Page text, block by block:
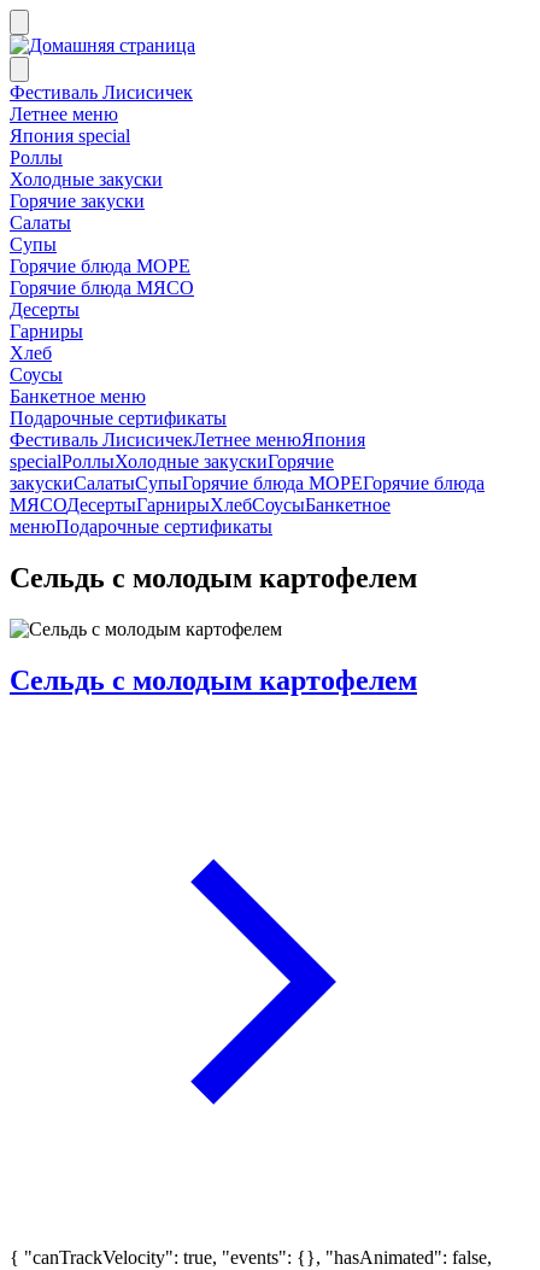
Фестиваль Лисисичек
Летнее меню
Япония special
Роллы
Холодные закуски
Горячие закуски
Салаты
Супы
Горячие блюда МОРЕ
Горячие блюда МЯСО
Десерты
Гарниры
Хлеб
Соусы
Банкетное меню
Подарочные сертификаты
Фестиваль ЛисисичекЛетнее менюЯпония
specialРоллыХолодные закускиГорячие
закускиСалатыСупыГорячие блюда МОРЕГорячие блюда
МЯСОДесертыГарнирыХлебСоусыБанкетное
менюПодарочные сертификаты
Сельдь с молодым картофелем
Сельдь с молодым картофелем
{ "canTrackVelocity": true, "events": {}, "hasAnimated": false,